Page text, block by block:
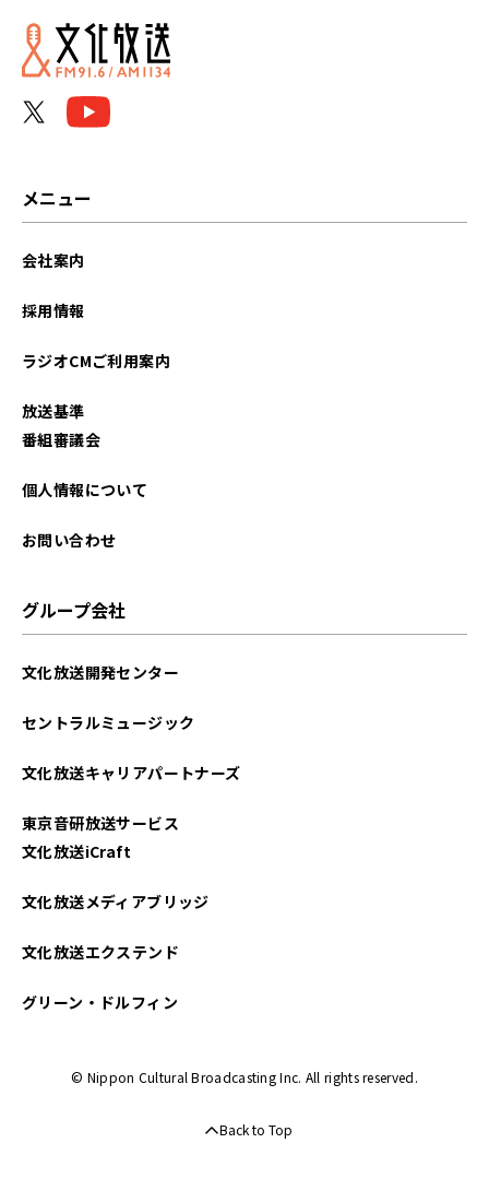
2026年06月
2025年09月
2025年06月
2025年01月
2024年12月
2024年11月
メニュー
会社案内
採用情報
ラジオCMご利用案内
放送基準
番組審議会
個人情報について
お問い合わせ
グループ会社
文化放送開発センター
セントラルミュージック
文化放送キャリアパートナーズ
東京音研放送サービス
文化放送iCraft
文化放送メディアブリッジ
文化放送エクステンド
グリーン・ドルフィン
© Nippon Cultural Broadcasting Inc. All rights reserved.
Back to Top